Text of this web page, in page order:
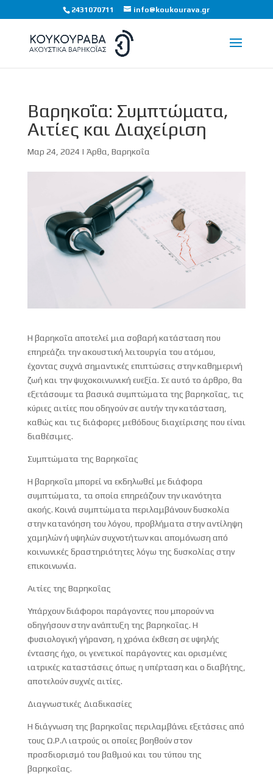
2431070711 info@koukourava.gr
Βαρηκοΐα: Συμπτώματα,
Αιτίες και Διαχείριση
Μαρ 24, 2024 | Άρθα Βαρηκοΐα
Η βαρηκοΐα αποτελεί μια σοβαρή κατάσταση που
επηρεάζει την ακουστική λειτουργία του ατόμου,
έχοντας συχνά σημαντικές επιπτώσεις στην καθημερινή
ζωή και την ψυχοκοινωνική ευεξία. Σε αυτό το άρθρο, θα
εξετάσουμε τα βασικά συμπτώματα της βαρηκοΐας, τις
κύριες αιτίες που οδηγούν σε αυτήν την κατάσταση,
καθώς και τις διάφορες μεθόδους διαχείρισης που είναι
διαθέσιμες.
Συμπτώματα της Βαρηκοΐας
Η βαρηκοΐα μπορεί να εκδηλωθεί με διάφορα
συμπτώματα, τα οποία επηρεάζουν την ικανότητα
ακοής. Κοινά συμπτώματα περιλαμβάνουν δυσκολία
στην κατανόηση του λόγου, προβλήματα στην αντίληψη
χαμηλών ή υψηλών συχνοτήτων και απομόνωση από
κοινωνικές δραστηριότητες λόγω της δυσκολίας στην
επικοινωνία.
Αιτίες της Βαρηκοΐας
Υπάρχουν διάφοροι παράγοντες που μπορούν να
οδηγήσουν στην ανάπτυξη της βαρηκοΐας. Η
φυσιολογική γήρανση, η χρόνια έκθεση σε υψηλής
έντασης ήχο, οι γενετικοί παράγοντες και ορισμένες
ιατρικές καταστάσεις όπως η υπέρταση και ο διαβήτης,
αποτελούν συχνές αιτίες.
Διαγνωστικές Διαδικασίες
Η διάγνωση της βαρηκοΐας περιλαμβάνει εξετάσεις από
τους Ω.Ρ.Λ ιατρούς οι οποίες βοηθούν στον
προσδιορισμό του βαθμού και του τύπου της
βαρηκοΐας.